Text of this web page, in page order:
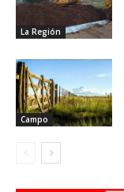
La Región
Campo